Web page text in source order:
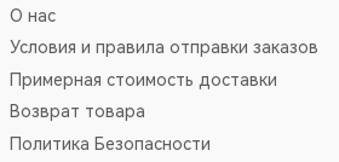
О нас
Условия и правила отправки заказов
Примерная стоимость доставки
Возврат товара
Политика Безопасности